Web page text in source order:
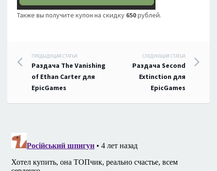
Также вы получите купон на скидку 650рублей.
Навигация
по
записям
ПРЕДЫДУЩАЯ СТАТЬЯ
Раздача The Vanishing
of Ethan Carter для
EpicGames
СЛЕДУЮЩАЯ СТАТЬЯ
Раздача Second
Extinction для
EpicGames